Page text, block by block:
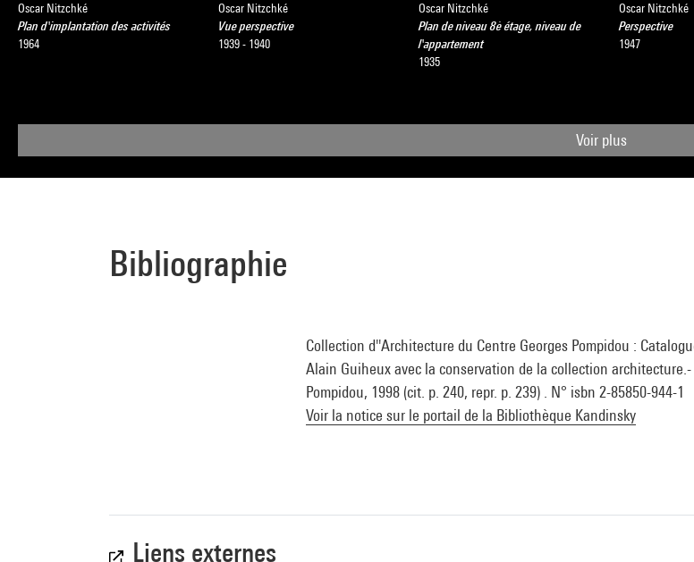
Oscar Nitzchké
Plan d'implantation des activités
1964
Oscar Nitzchké
Vue perspective
1939 - 1940
Oscar Nitzchké
Plan de niveau 8è étage, niveau de
l'appartement
1935
Oscar Nitzchké
Perspective
1947
Voir plus
Bibliographie
Collection d''Architecture du Centre Georges Pompidou :
Alain Guiheux avec la conservation de la collection
Pompidou, 1998 (cit. p. 240, repr. p. 239) . N° isbn 2-85850-944-1
Voir la notice sur le portail de la Bibliothèque Kandinsky
Liens externes